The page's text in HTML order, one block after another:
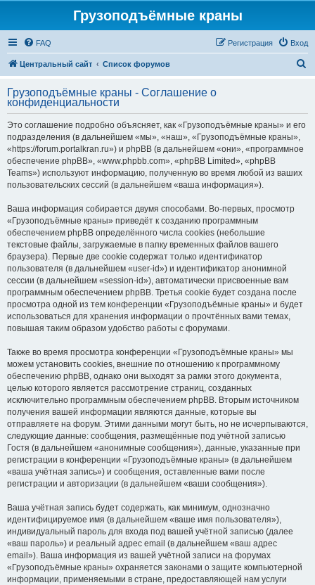
Грузоподъёмные краны
FAQ Вход
Регистрация
Центральный сайт Список форумов
с
Грузоподъёмные краны - Соглашение о
конфиденциальности
Это соглашение подробно объясняет, как «Грузоподъёмные краны» и его
подразделения (в дальнейшем «мы», «наш», «Грузоподъёмные краны»,
«https://forum.portalkran.ru») и phpBB (в дальнейшем «они», «программное
обеспечение phpBB», «www.phpbb.com», «phpBB Limited», «phpBB
Teams») используют информацию, полученную во время любой из ваших
пользовательских сессий (в дальнейшем «ваша информация»).
Ваша информация собирается двумя способами. Во-первых, просмотр
«Грузоподъёмные краны» приведёт к созданию программным
обеспечением phpBB определённого числа cookies (небольшие
текстовые файлы, загружаемые в папку временных файлов вашего
браузера). Первые две cookie содержат только идентификатор
пользователя (в дальнейшем «user-id») и идентификатор анонимной
сессии (в дальнейшем «session-id»), автоматически присвоенные вам
программным обеспечением phpBB. Третья cookie будет создана после
просмотра одной из тем конференции «Грузоподъёмные краны» и будет
использоваться для хранения информации о прочтённых вами темах,
повышая таким образом удобство работы с форумами.
Также во время просмотра конференции «Грузоподъёмные краны» мы
можем установить cookies, внешние по отношению к программному
обеспечению phpBB, однако они выходят за рамки этого документа,
целью которого является рассмотрение страниц, созданных
исключительно программным обеспечением phpBB. Вторым источником
получения вашей информации являются данные, которые вы
отправляете на форум. Этими данными могут быть, но не исчерпываются,
следующие данные: сообщения, размещённые под учётной записью
Гостя (в дальнейшем «анонимные сообщения»), данные, указанные при
регистрации в конференции «Грузоподъёмные краны» (в дальнейшем
«ваша учётная запись») и сообщения, оставленные вами после
регистрации и авторизации (в дальнейшем «ваши сообщения»).
Ваша учётная запись будет содержать, как минимум, однозначно
идентифицируемое имя (в дальнейшем «ваше имя пользователя»),
индивидуальный пароль для входа под вашей учётной записью (далее
«ваш пароль») и реальный адрес email (в дальнейшем «ваш адрес
email»). Ваша информация из вашей учётной записи на форумах
«Грузоподъёмные краны» охраняется законами о защите компьютерной
информации, применяемыми в стране, предоставляющей нам услуги